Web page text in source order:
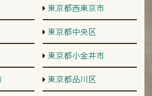
東京都西東京市
東京都中央区
東京都小金井市
東京都品川区